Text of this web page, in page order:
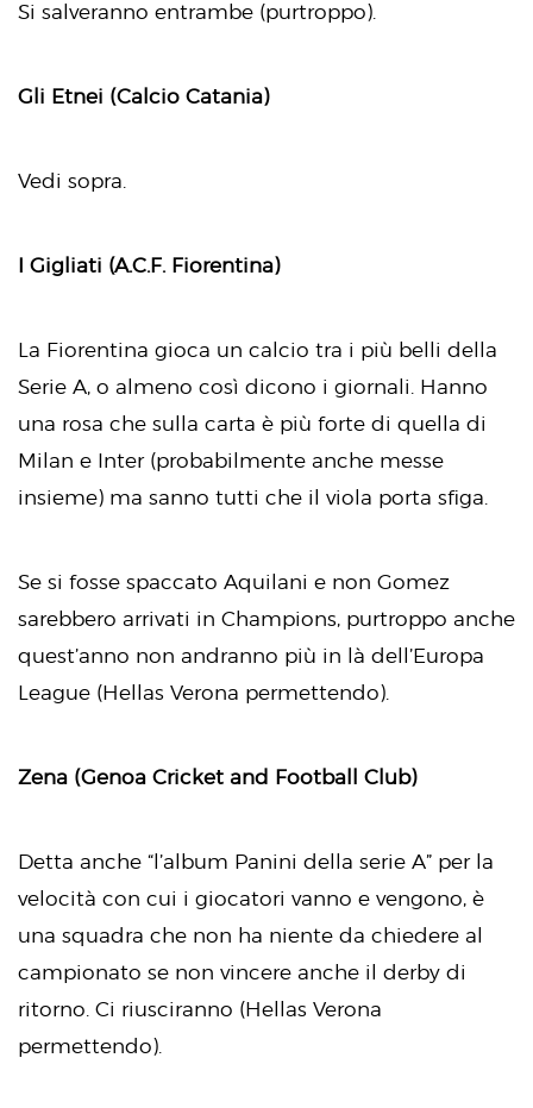
Si salveranno entrambe (purtroppo).
Gli Etnei (Calcio Catania)
Vedi sopra.
I Gigliati (A.C.F. Fiorentina)
La Fiorentina gioca un calcio tra i più belli della
Serie A, o almeno così dicono i giornali. Hanno
una rosa che sulla carta è più forte di quella di
Milan e Inter (probabilmente anche messe
insieme) ma sanno tutti che il viola porta sfiga.
Se si fosse spaccato Aquilani e non Gomez
sarebbero arrivati in Champions, purtroppo anche
quest’anno non andranno più in là dell’Europa
League (Hellas Verona permettendo).
Zena (Genoa Cricket and Football Club)
Detta anche “l’album Panini della serie A” per la
velocità con cui i giocatori vanno e vengono, è
una squadra che non ha niente da chiedere al
campionato se non vincere anche il derby di
ritorno. Ci riusciranno (Hellas Verona
permettendo).